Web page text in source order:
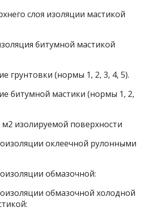
слоя изоляции мастикой
битумной мастикой
грунтовки (нормы 1, 2, 3, 4, 5).
битумной мастики (нормы 1, 2,
изолируемой поверхности
оклеечной рулонными
обмазочной:
обмазочной холодной